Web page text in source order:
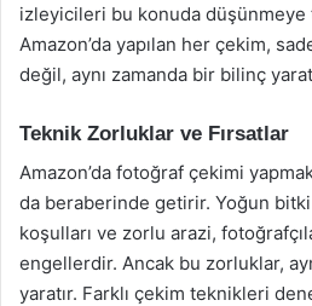
izleyicileri bu konuda
Amazon’da yapılan her çekim,
değil, aynı zamanda bir bilinç
Teknik Zorluklar ve Fırsatlar
Amazon’da fotoğraf çekimi
da beraberinde getirir. Yoğun
koşulları ve zorlu arazi,
engellerdir. Ancak bu zorluklar,
yaratır. Farklı çekim teknikleri